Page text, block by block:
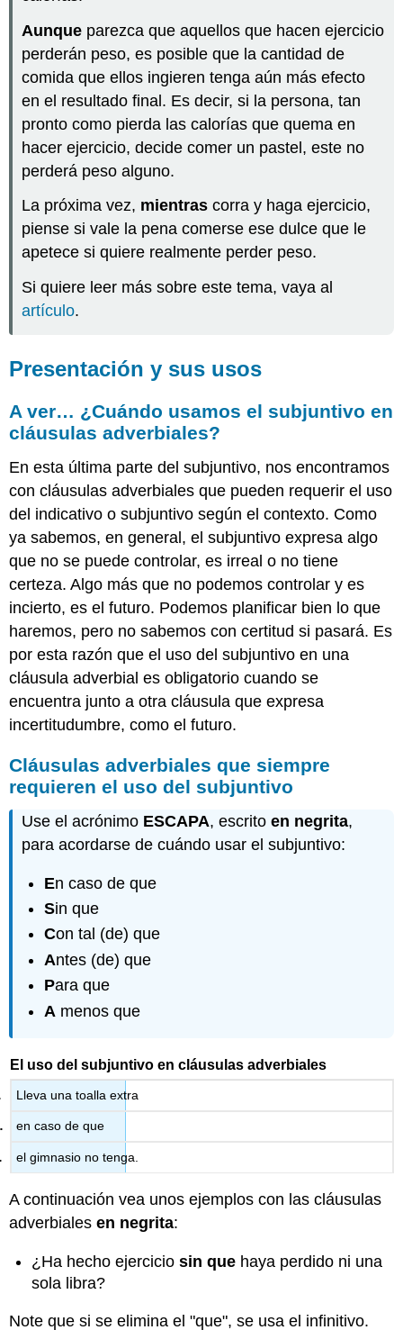
adverbiales
que
usan
el
indicativo
o
subjuntivo
Cláusulas
que
pueden
usar
subjuntivo
el
¡Ahora
practicar!
Actividad
5.3.1
5.3.2
Actividad
5.3.3
Actividad
5.3.4
Aunque parezca que aquellos que hacen ejercicio
perderán peso, es posible que la cantidad de
comida que ellos ingieren tenga aún más efecto
en el resultado final. Es decir, si la persona, tan
pronto como pierda las calorías que quema en
hacer ejercicio, decide comer un pastel, este no
perderá peso alguno.
La próxima vez, mientras corra y haga ejercicio,
piense si vale la pena comerse ese dulce que le
apetece si quiere realmente perder peso.
Si quiere leer más sobre este tema, vaya al
artículo.
Presentación y sus usos
A ver… ¿Cuándo usamos el subjuntivo en
cláusulas adverbiales?
En esta última parte del subjuntivo, nos encontramos
con cláusulas adverbiales que pueden requerir el uso
del indicativo o subjuntivo según el contexto. Como
ya sabemos, en general, el subjuntivo expresa algo
que no se puede controlar, es irreal o no tiene
certeza. Algo más que no podemos controlar y es
incierto, es el futuro. Podemos planificar bien lo que
haremos, pero no sabemos con certitud si pasará. Es
por esta razón que el uso del subjuntivo en una
cláusula adverbial es obligatorio cuando se
encuentra junto a otra cláusula que expresa
incertitudumbre, como el futuro.
Cláusulas adverbiales que siempre
requieren el uso del subjuntivo
Use el acrónimo ESCAPA, escritoen negrita,
para acordarse de cuándo usar el subjuntivo:
En caso de que
Sin que
Con tal (de) que
Antes (de) que
Para que
A menos que
El uso del subjuntivo en cláusulas adverbiales
Lleva una toalla extra
en caso de que
el gimnasio no tenga.
A continuación vea unos ejemplos con las cláusulas
adverbialesen negrita:
¿Ha hecho ejerciciosin que haya perdido ni una
sola libra?
Note que si se elimina el "que", se usa el infinitivo.